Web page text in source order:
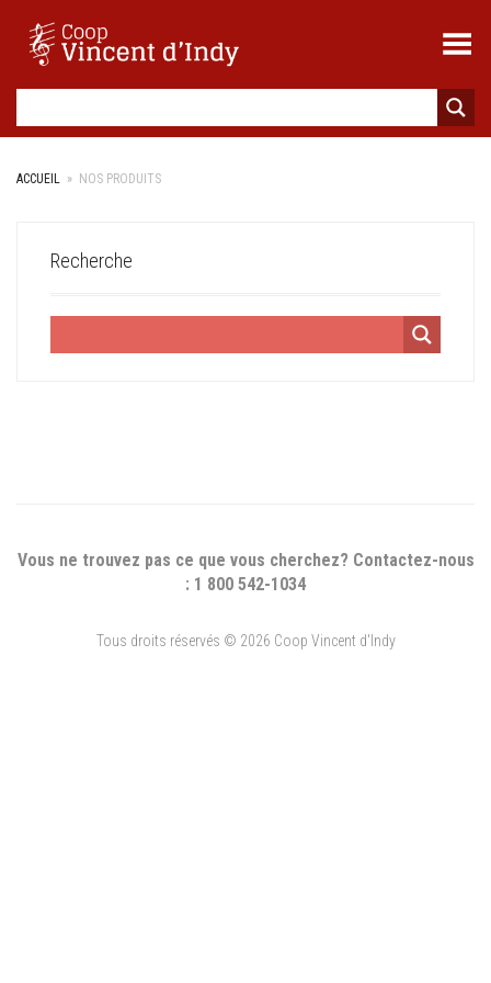
Toggle Menu
ACCUEIL » NOS PRODUITS
Recherche
Vous ne trouvez pas ce que vous cherchez? Contactez-nous
: 1 800 542-1034
Tous droits réservés © 2026 Coop Vincent d'Indy